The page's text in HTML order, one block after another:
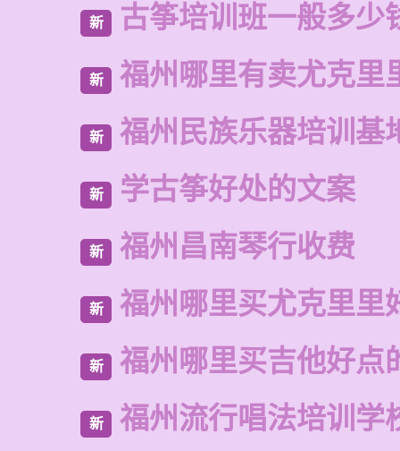
新 古筝培训班一般多少
新 福州哪里有卖尤克里
新 福州民族乐器培训基
新 学古筝好处的文案
新 福州昌南琴行收费
新 福州哪里买尤克里里
新 福州哪里买吉他好点
新 福州流行唱法培训学